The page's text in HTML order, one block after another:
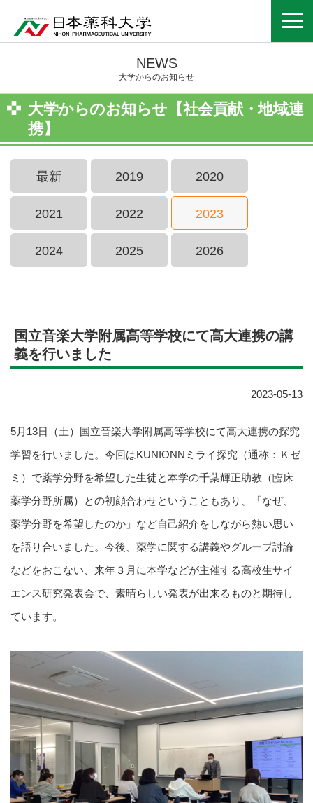
NEWS
大学からのお知らせ
大学からのお知らせ【社会貢献・地域連
携】
最新 2019 2020
2021 2022 2023
2024 2025 2026
国立音楽大学附属高等学校にて高大連携の講
義を行いました
2023-05-13
5月13日（土）国立音楽大学附属高等学校にて高大連携の探究
学習を行いました。今回はKUNIONNミライ探究（通称：Ｋゼ
ミ）で薬学分野を希望した生徒と本学の千葉輝正助教（臨床
薬学分野所属）との初顔合わせということもあり、「なぜ、
薬学分野を希望したのか」など自己紹介をしながら熱い思い
を語り合いました。今後、薬学に関する講義やグループ討論
などをおこない、来年３月に本学などが主催する高校生サイ
エンス研究発表会で、素晴らしい発表が出来るものと期待し
ています。